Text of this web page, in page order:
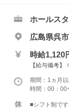
ホールス
広島県呉
時給1,120
【給与備考
期間：1ヵ
時間：00：
■シフト制で